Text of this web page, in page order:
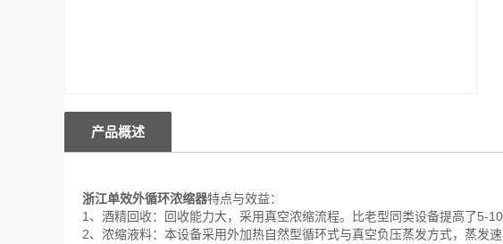
产品概述
浙江单效外循环浓缩器特点与效益：
1、酒精回收：回收能力大，采用真空浓缩流程。比老型同类设备提高了5-
2、浓缩液料：本设备采用外加热自然型循环式与真空负压蒸发方式，蒸发